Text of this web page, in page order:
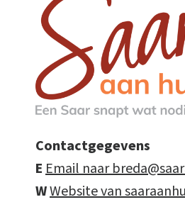
Contactgegevens
EEmail naar
WWebsite van